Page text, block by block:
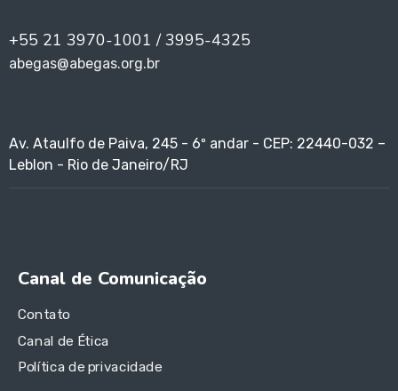
+55 21 3970-1001 / 3995-4325
abegas@abegas.org.br
Av. Ataulfo de Paiva, 245 - 6º andar - CEP: 22440-032 –
Leblon - Rio de Janeiro/RJ
Canal de Comunicação
Contato
Canal de Ética
Política de privacidade